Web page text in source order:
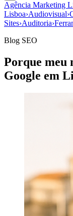
Agência Marketing
Lisboa›Audiovisual›
Sites›Auditoria›
Blog SEO
Porque meu
Google em